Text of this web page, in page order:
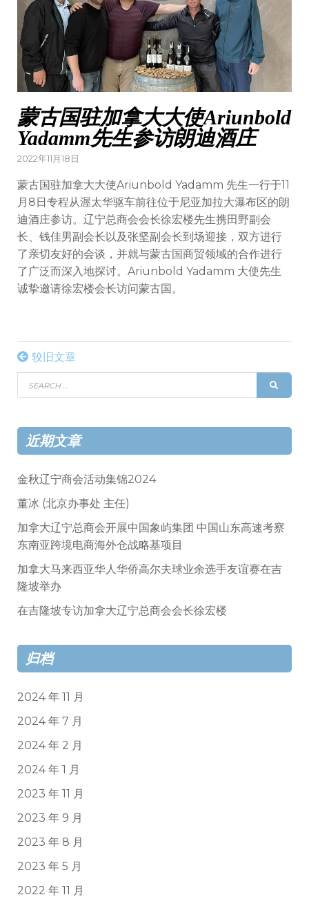
蒙古国驻加拿大大使Ariunbold
Yadamm先生参访朗迪酒庄
Posted
2022年11月18日
蒙古国驻加拿大大使Ariunbold Yadamm 先生一行于11
月8日专程从渥太华驱车前往位于尼亚加拉大瀑布区的朗
迪酒庄参访。辽宁总商会会长徐宏楼先生携田野副会
长、钱佳男副会长以及张坚副会长到场迎接，双方进行
了亲切友好的会谈，并就与蒙古国商贸领域的合作进行
了广泛而深入地探讨。Ariunbold Yadamm 大使先生
诚挚邀请徐宏楼会长访问蒙古国。
文
章
航
较旧文章
Search
for:
近期文章
金秋辽宁商会活动集锦2024
董冰 (北京办事处 主任)
加拿大辽宁总商会开展中国象屿集团 中国山东高速考察
东南亚跨境电商海外仓战略基项目
加拿大马来西亚华人华侨高尔夫球业余选手友谊赛在吉
隆坡举办
在吉隆坡专访加拿大辽宁总商会会长徐宏楼
归档
2024 年 11 月
2024 年 7 月
2024 年 2 月
2024 年 1 月
2023 年 11 月
2023 年 9 月
2023 年 8 月
2023 年 5 月
2022 年 11 月